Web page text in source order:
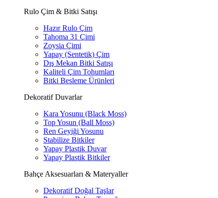
Rulo Çim & Bitki Satışı
Hazır Rulo Çim
Tahoma 31 Çimi
Zoysia Çimi
Yapay (Sentetik) Çim
Dış Mekan Bitki Satışı
Kaliteli Çim Tohumları
Bitki Besleme Ürünleri
Dekoratif Duvarlar
Kara Yosunu (Black Moss)
Top Yosun (Ball Moss)
Ren Geyiği Yosunu
Stabilize Bitkiler
Yapay Plastik Duvar
Yapay Plastik Bitkiler
Bahçe Aksesuarları & Materyaller
Dekoratif Doğal Taşlar